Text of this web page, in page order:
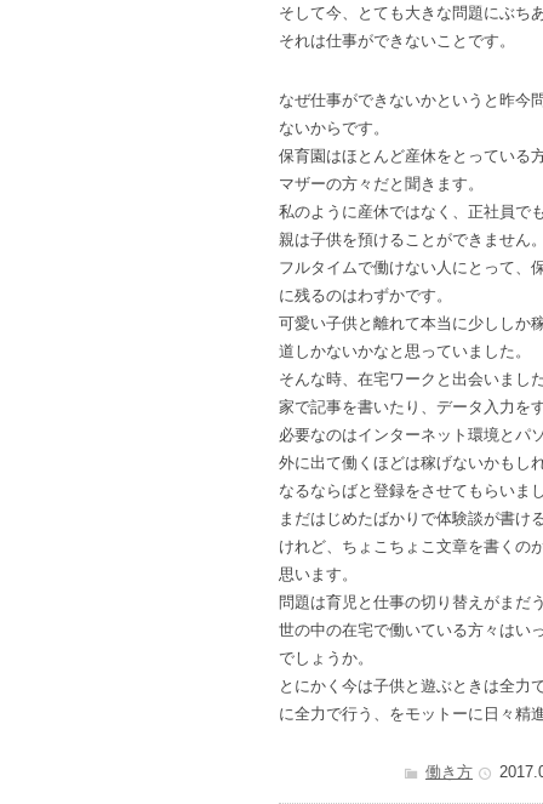
そして今、とても大きな問題にぶち
それは仕事ができないことです。
なぜ仕事ができないかというと昨今
ないからです。
保育園はほとんど産休をとっている
マザーの方々だと聞きます。
私のように産休ではなく、正社員で
親は子供を預けることができません
フルタイムで働けない人にとって、
に残るのはわずかです。
可愛い子供と離れて本当に少ししか
道しかないかなと思っていました。
そんな時、在宅ワークと出会いまし
家で記事を書いたり、データ入力を
必要なのはインターネット環境とパ
外に出て働くほどは稼げないかもし
なるならばと登録をさせてもらいま
まだはじめたばかりで体験談が書け
けれど、ちょこちょこ文章を書くの
思います。
問題は育児と仕事の切り替えがまだ
世の中の在宅で働いている方々はい
でしょうか。
とにかく今は子供と遊ぶときは全力
に全力で行う、をモットーに日々精
働き方